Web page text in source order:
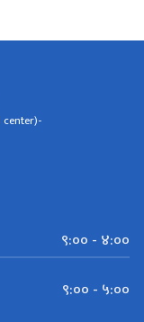
center)-
९:०० - ४:००
९:०० - ५:००